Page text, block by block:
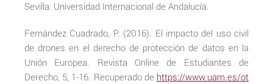
Sevilla: Universidad Internacional de Andalucía.
Fernández Cuadrado, P. (2016). El impacto del uso civil
de drones en el derecho de protección de datos en la
Unión Europea. Revista Online de Estudiantes de
Derecho, 5, 1-16. Recuperado de https://www.uam.es/ot